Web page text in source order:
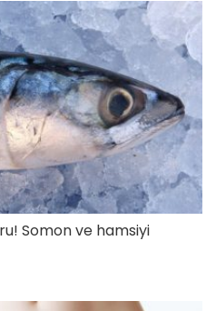
Somon ve hamsiyi